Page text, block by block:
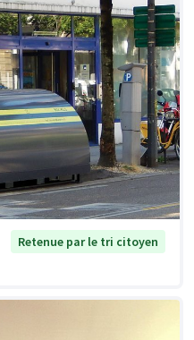
Retenue par le tri citoyen